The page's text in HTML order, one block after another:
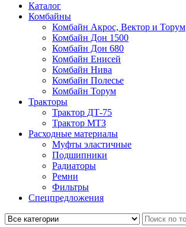
Каталог
Комбайны
Комбайн Акрос, Вектор и Торум
Комбайн Дон 1500
Комбайн Дон 680
Комбайн Енисей
Комбайн Нива
Комбайн Полесье
Комбайн Торум
Тракторы
Трактор ДТ-75
Трактор МТЗ
Расходные материалы
Муфты эластичные
Подшипники
Радиаторы
Ремни
Фильтры
Спецпредложения